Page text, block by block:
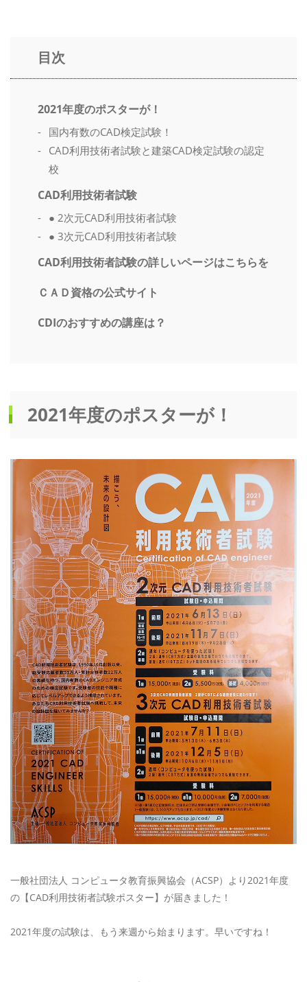
目次
2021年度のポスターが！
国内有数のCAD検定試験！
CAD利用技術者試験と建築CAD検定試験の認定
校
CAD利用技術者試験
● 2次元CAD利用技術者試験
● 3次元CAD利用技術者試験
CAD利用技術者試験の詳しいページはこちらを
ＣＡＤ資格の公式サイト
CDIのおすすめの講座は？
2021年度のポスターが！
一般社団法人 コンピュータ教育振興協会（ACSP）より2021年度
の【CAD利用技術者試験ポスター】が届きました！
2021年度の試験は、もう来週から始まります。早いですね！